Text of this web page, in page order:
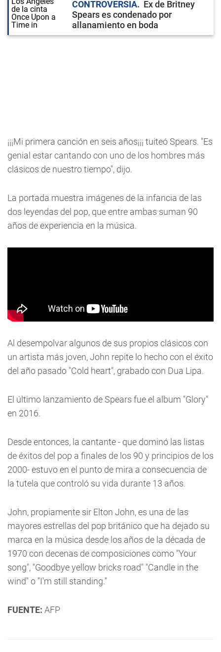
CONTROVERSIA
Ex de Britney
Spears es condenado por
allanamiento en boda
¡¡¡Mi primera canción en seis años¡¡¡ tuiteó Spears. "Es
genial estar cantando con uno de los hombres más
clásicos de nuestro tiempo", dijo.
La portada muestra imágenes de la infancia de las
dos leyendas del pop, que entre ambas suman 90
años de experiencia en la música.
Al desempolvar algunos de sus propios clásicos con
un artista más joven, John repite lo hecho con el éxito
del año pasado "Cold heart", grabado con Dua Lipa.
El último lanzamiento de Spears fue el album "Glory"
en 2016.
Desde entonces, la cantante - que dominó las listas
de éxitos del pop a finales de los 90 y principios de los
2000- estuvo en el punto de mira a consecuencia de
la tutela que controló su vida durante 13 años.
John, propiamente sir Elton John, es una de las
mayores estrellas del pop británico que ha dejado su
marca en la música desde los años de la década de
1970 con decenas de composiciones como "Your
song", "Goodbye yellow bricks road" "Candle in the
wind" o "I'm still standing."
FUENTE: AFP